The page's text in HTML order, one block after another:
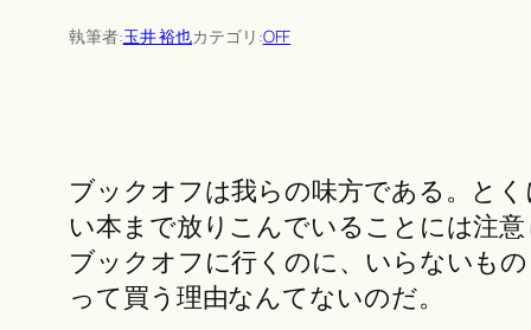
執筆者:玉井 裕也カテゴリ:OFF
ブックオフは我らの味方である。と
い本まで放りこんでいることには注
ブックオフに行くのに、いらないも
って買う理由なんてないのだ。